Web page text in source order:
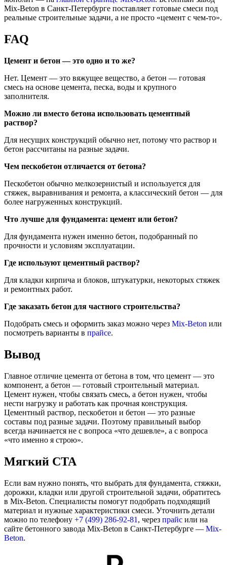
Mix-Beton в Санкт-Петербурге поставляет готовые смеси под
реальные строительные задачи, а не просто «цемент с чем-то».
FAQ
Цемент и бетон — это одно и то же?
Нет. Цемент — это вяжущее вещество, а бетон — готовая
смесь на основе цемента, песка, воды и крупного
заполнителя.
Можно ли вместо бетона использовать цементный
раствор?
Для несущих конструкций обычно нет, потому что раствор и
бетон рассчитаны на разные задачи.
Чем пескобетон отличается от бетона?
Пескобетон обычно мелкозернистый и используется для
стяжек, выравнивания и ремонта, а классический бетон — для
более нагруженных конструкций.
Что лучше для фундамента: цемент или бетон?
Для фундамента нужен именно бетон, подобранный по
прочности и условиям эксплуатации.
Где используют цементный раствор?
Для кладки кирпича и блоков, штукатурки, некоторых стяжек
и ремонтных работ.
Где заказать бетон для частного строительства?
Подобрать смесь и оформить заказ можно через Mix-Beton или
посмотреть варианты в прайсе.
Вывод
Главное отличие цемента от бетона в том, что цемент — это
компонент, а бетон — готовый строительный материал.
Цемент нужен, чтобы связать смесь, а бетон нужен, чтобы
нести нагрузку и работать как прочная конструкция.
Цементный раствор, пескобетон и бетон — это разные
составы под разные задачи. Поэтому правильный выбор
всегда начинается не с вопроса «что дешевле», а с вопроса
«что именно я строю».
Мягкий CTA
Если вам нужно понять, что выбрать для фундамента, стяжки,
дорожки, кладки или другой строительной задачи, обратитесь
в Mix-Beton. Специалисты помогут подобрать подходящий
материал и нужные характеристики смеси. Уточнить детали
можно по телефону +7 (499) 286-92-81 , через прайс или на
сайте бетонного завода Mix-Beton в Санкт-Петербурге — Mix-
Beton.